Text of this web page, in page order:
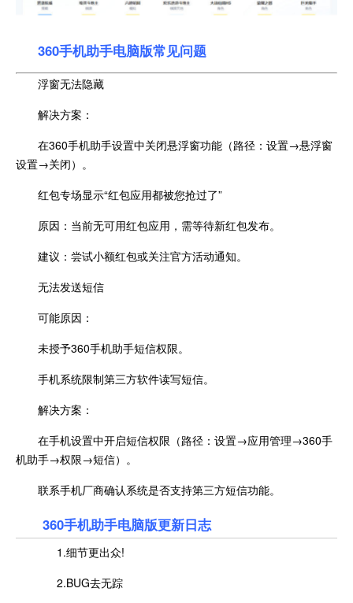
360手机助手电脑版常见问题
浮窗无法隐藏
解决方案：
在360手机助手设置中关闭悬浮窗功能（路径：设置→悬浮窗
设置→关闭）。
红包专场显示“红包应用都被您抢过了”
原因：当前无可用红包应用，需等待新红包发布。
建议：尝试小额红包或关注官方活动通知。
无法发送短信
可能原因：
未授予360手机助手短信权限。
手机系统限制第三方软件读写短信。
解决方案：
在手机设置中开启短信权限（路径：设置→应用管理→360手
机助手→权限→短信）。
联系手机厂商确认系统是否支持第三方短信功能。
360手机助手电脑版更新日志
1.细节更出众!
2.BUG去无踪